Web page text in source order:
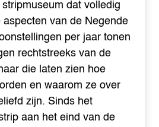
dat volledig
van de Negende
per jaar tonen
rechtstreeks van de
die laten zien hoe
en waarom ze over
zijn. Sinds het
aan het eind van de